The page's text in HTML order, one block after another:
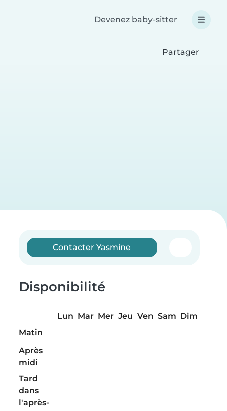
Devenez baby-sitter
Partager
Contacter Yasmine
Disponibilité
Lun Mar Mer Jeu Ven Sam Dim
Matin
Après
midi
Tard
dans
l'après-